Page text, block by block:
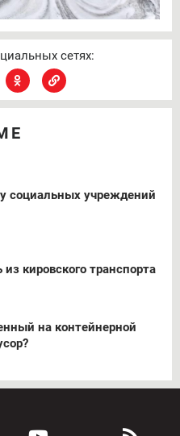
сетях:
социальных учреждений
кировского транспорта
на контейнерной